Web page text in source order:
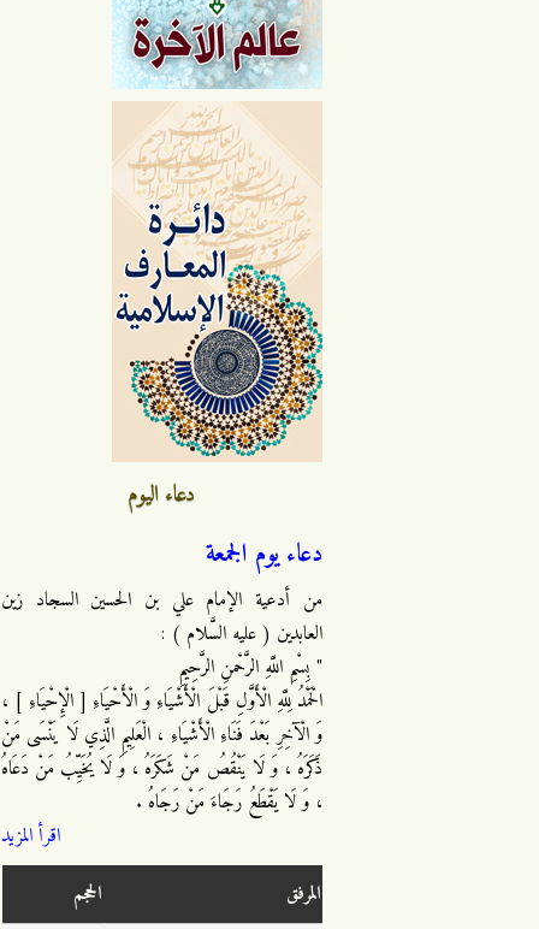
دعاء اليوم
دعاء يوم الجمعة
من أدعية الإمام علي بن الحسين السجاد زين
العابدين ( عليه السَّلام ) :
" بِسْمِ اللَّهِ الرَّحْمنِ الرَّحِيمِ
الْحَمْدُ لِلَّهِ الْأَوَّلِ قَبْلَ الْأَشْيَاءِ وَ الْأَحْيَاءِ [ الْإِحْيَاءِ ] ،
وَ الْآخِرِ بَعْدَ فَنَاءِ الْأَشْيَاءِ ، الْعَلِيمِ الَّذِي لَا يَنْسَى مَنْ
ذَكَرَهُ ، وَ لَا يَنْقُصُ مَنْ شَكَرَهُ ، وَ لَا يُخَيِّبُ مَنْ دَعَاهُ
، وَ لَا يَقْطَعُ رَجَاءَ مَنْ رَجَاهُ .
اقرأ المزيد
المرفق
الحجم